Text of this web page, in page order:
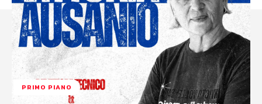
PRIMO PIANO